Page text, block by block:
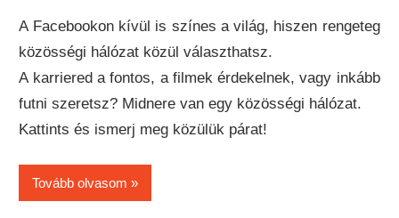
A Facebookon kívül is színes a világ, hiszen rengeteg
közösségi hálózat közül választhatsz.
A karriered a fontos, a filmek érdekelnek, vagy inkább
futni szeretsz? Midnere van egy közösségi hálózat.
Kattints és ismerj meg közülük párat!
Tovább olvasom